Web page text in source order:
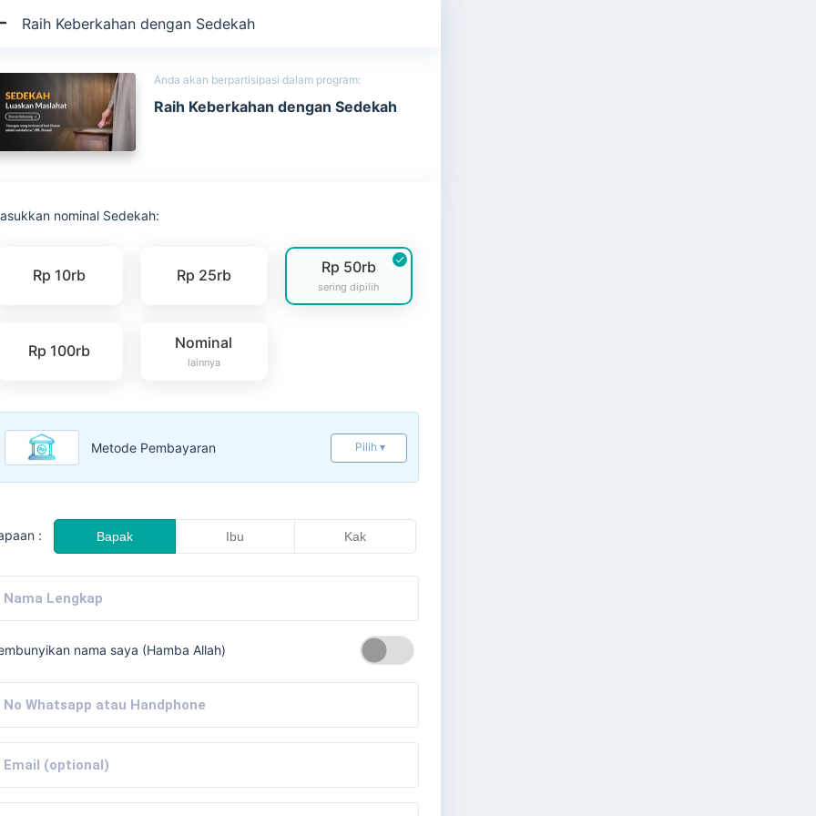
Raih Keberkahan dengan Sedekah
Anda akan berpartisipasi dalam program:
Raih Keberkahan dengan Sedekah
nominal Sedekah:
Rp 10rb Rp 25rb Rp 50rb
sering dipilih
Rp 100rb Nominal
lainnya
Metode Pembayaran Pilih ▾
: Bapak Ibu Kak
nama saya (Hamba Allah)